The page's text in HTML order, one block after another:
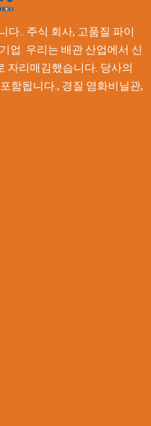
다.. 주식 회사, 고품질 파이
업. 우리는 배관 산업에서 신
자리매김했습니다. 당사의
함됩니다., 경질 염화비닐관,